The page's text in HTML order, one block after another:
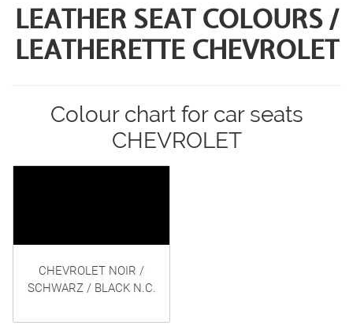
LEATHER SEAT COLOURS /
LEATHERETTE CHEVROLET
Colour chart for car seats
CHEVROLET
CHEVROLET NOIR /
SCHWARZ / BLACK N.C.